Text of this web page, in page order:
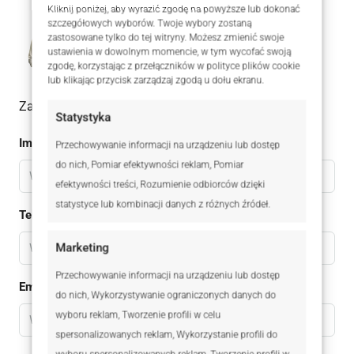
Kliknij poniżej, aby wyrazić zgodę na powyższe lub dokonać
szczegółowych wyborów. Twoje wybory zostaną
zastosowane tylko do tej witryny. Możesz zmienić swoje
ustawienia w dowolnym momencie, w tym wycofać swoją
zgodę, korzystając z przełączników w polityce plików cookie
lub klikając przycisk zarządzaj zgodą u dołu ekranu.
Statystyka
Przechowywanie informacji na urządzeniu lub dostęp
do nich, Pomiar efektywności reklam, Pomiar
efektywności treści, Rozumienie odbiorców dzięki
statystyce lub kombinacji danych z różnych źródeł.
Marketing
Przechowywanie informacji na urządzeniu lub dostęp
do nich, Wykorzystywanie ograniczonych danych do
wyboru reklam, Tworzenie profili w celu
spersonalizowanych reklam, Wykorzystanie profili do
Kamil Borkowski
519 050 188
WhatsApp
Zadaj pytanie do oferty
Imię
Telefon
Email